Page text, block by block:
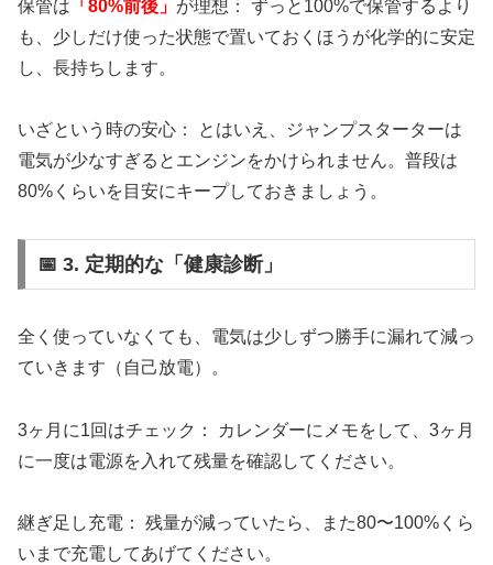
保管は 「80%前後」 が理想： ずっと100%で保管するより
も、少しだけ使った状態で置いておくほうが化学的に安定
し、長持ちします。
いざという時の安心： とはいえ、ジャンプスターターは
電気が少なすぎるとエンジンをかけられません。普段は
80%くらいを目安にキープしておきましょう。
📅 3. 定期的な「健康診断」
全く使っていなくても、電気は少しずつ勝手に漏れて減っ
ていきます（自己放電）。
3ヶ月に1回はチェック： カレンダーにメモをして、3ヶ月
に一度は電源を入れて残量を確認してください。
継ぎ足し充電： 残量が減っていたら、また80〜100%くら
いまで充電してあげてください。